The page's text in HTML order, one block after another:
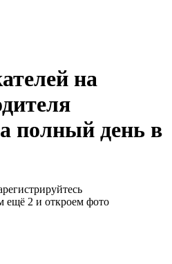
на
полный день в
ещё 2 и откроем фото